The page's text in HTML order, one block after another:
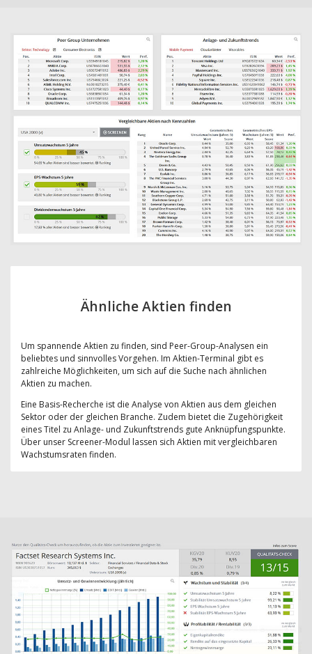
Ähnliche Aktien finden
Um spannende Aktien zu finden, sind Peer-Group-Analysen ein
beliebtes und sinnvolles Vorgehen. Im Aktien-Terminal gibt es
zahlreiche Möglichkeiten, um sich auf die Suche nach ähnlichen
Aktien zu machen.
Eine Basis-Recherche ist die Analyse von Aktien aus dem gleichen
Sektor oder der gleichen Branche. Zudem bietet die Zugehörigkeit
eines Titel zu Anlage- und Zukunftstrends gute Anknüpfungspunkte.
Über unser Screener-Modul lassen sich Aktien mit vergleichbaren
Wachstumsraten finden.